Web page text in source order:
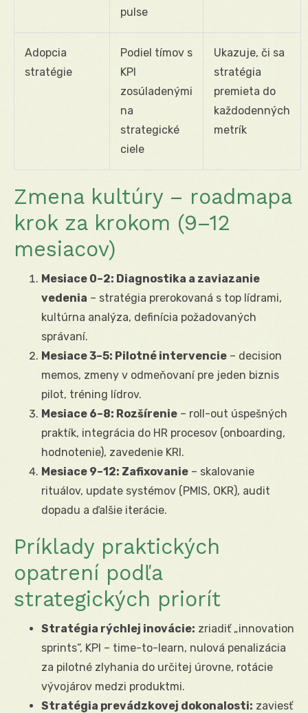
pulse
Adopcia
stratégie
Podiel tímov s
KPI
zosúladenými
na
strategické
ciele
Ukazuje, či sa
stratégia
premieta do
každodenných
metrík
Zmena kultúry – roadmapa
krok za krokom (9–12
mesiacov)
Mesiace 0–2: Diagnostika a zaviazanie
vedenia – stratégia prerokovaná s top lídrami,
kultúrna analýza, definícia požadovaných
správaní.
Mesiace 3–5: Pilotné intervencie – decision
memos, zmeny v odmeňovaní pre jeden biznis
pilot, tréning lídrov.
Mesiace 6–8: Rozšírenie – roll-out úspešných
praktík, integrácia do HR procesov (onboarding,
hodnotenie), zavedenie KRI.
Mesiace 9–12: Zafixovanie – skalovanie
rituálov, update systémov (PMIS, OKR), audit
dopadu a ďalšie iterácie.
Príklady praktických
opatrení podľa
strategických priorít
Stratégia rýchlej inovácie: zriadiť „innovation
sprints“, KPI – time-to-learn, nulová penalizácia
za pilotné zlyhania do určitej úrovne, rotácie
vývojárov medzi produktmi.
Stratégia prevádzkovej dokonalosti: zaviesť